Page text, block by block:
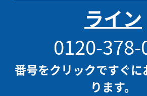
ライン
0120-378-
番号をクリックですぐ
ります。